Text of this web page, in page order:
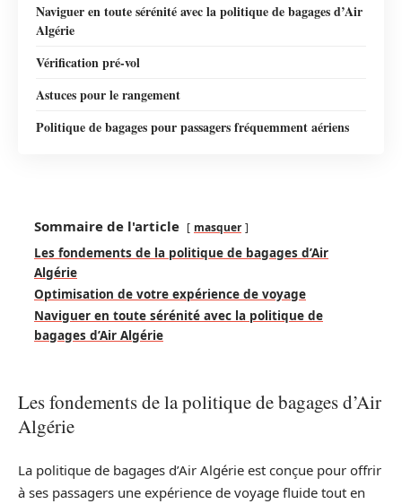
Naviguer en toute sérénité avec la politique de bagages d’Air
Algérie
Vérification pré-vol
Astuces pour le rangement
Politique de bagages pour passagers fréquemment aériens
Sommaire de l'article masquer
Les fondements de la politique de bagages d’Air
Algérie
Optimisation de votre expérience de voyage
Naviguer en toute sérénité avec la politique de
bagages d’Air Algérie
Les fondements de la politique de bagages d’Air
Algérie
La politique de bagages d’Air Algérie est conçue pour offrir
à ses passagers une expérience de voyage fluide tout en